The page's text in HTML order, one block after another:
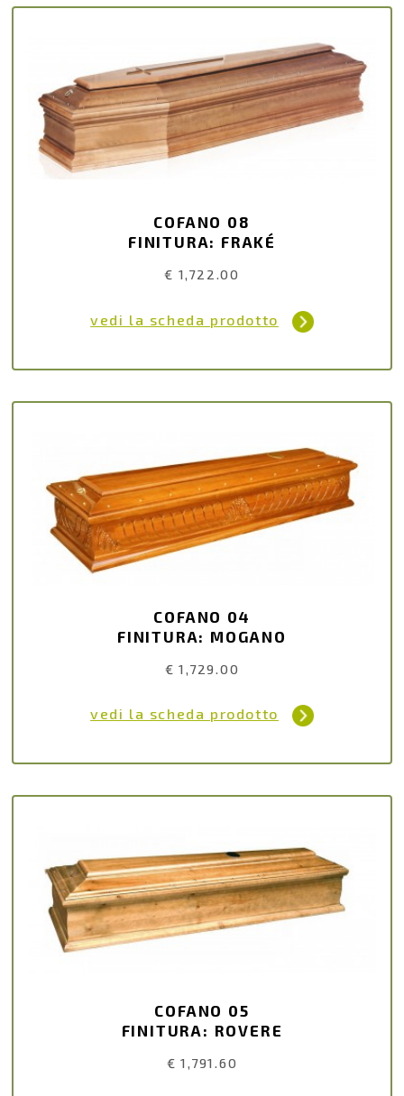
COFANO 08
FINITURA: FRAKÉ
€ 1,722.00
vedi la scheda prodotto
COFANO 04
FINITURA: MOGANO
€ 1,729.00
vedi la scheda prodotto
COFANO 05
FINITURA: ROVERE
€ 1,791.60